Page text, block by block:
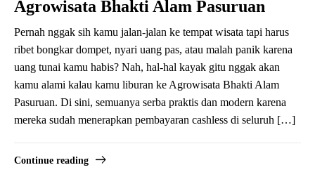
Agrowisata Bhakti Alam Pasuruan
Pernah nggak sih kamu jalan-jalan ke tempat wisata tapi harus
ribet bongkar dompet, nyari uang pas, atau malah panik karena
uang tunai kamu habis? Nah, hal-hal kayak gitu nggak akan
kamu alami kalau kamu liburan ke Agrowisata Bhakti Alam
Pasuruan. Di sini, semuanya serba praktis dan modern karena
mereka sudah menerapkan pembayaran cashless di seluruh […]
Continue reading